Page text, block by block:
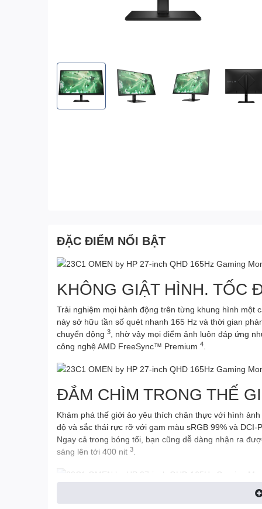
ĐẶC ĐIỂM NỔI BẬT
KHÔNG GIẬT HÌNH. TỐC
Trải nghiệm mọi hành động trên từng khung hình một
này sở hữu tần số quét nhanh 165 Hz và thời gian
chuyển động 3
, nhờ vậy mọi điểm ảnh luôn đáp ứng
công nghệ AMD FreeSync™ Premium 4
ĐẮM CHÌM TRONG THẾ
Khám phá thế giới ảo yêu thích chân thực với hình
độ và sắc thái rực rỡ với gam màu sRGB 99% và DCI-
Ngay cả trong bóng tối, bạn cũng dễ dàng nhận ra
sáng lên tới 400 nit 3
TINH CHỈNH KHÔNG